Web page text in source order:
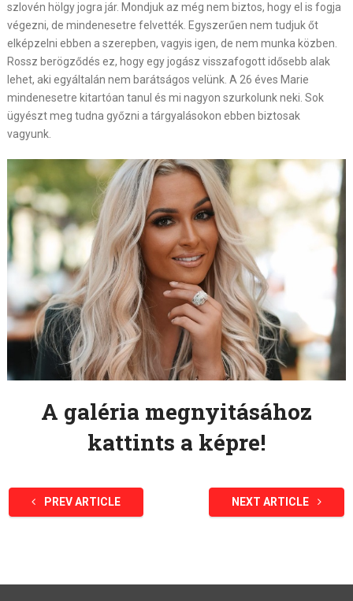
szlovén hölgy jogra jár. Mondjuk az még nem biztos, hogy el is fogja
végezni, de mindenesetre felvették. Egyszerűen nem tudjuk őt
elképzelni ebben a szerepben, vagyis igen, de nem munka közben.
Rossz berögződés ez, hogy egy jogász visszafogott idősebb alak
lehet, aki egyáltalán nem barátságos velünk. A 26 éves Marie
mindenesetre kitartóan tanul és mi nagyon szurkolunk neki. Sok
ügyészt meg tudna győzni a tárgyalásokon ebben biztosak
vagyunk.
A galéria megnyitásához
kattints a képre!
PREV ARTICLE NEXT ARTICLE